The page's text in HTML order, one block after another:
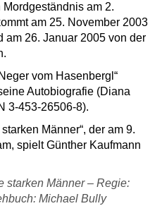
am 2.
am 25. November 2003
am 26. Januar 2005 von der
vom Hasenbergl“
Autobiografie (Diana
3-453-26506-8).
Männer“, der am 9.
spielt Günther Kaufmann
starken Männer – Regie:
Michael Bully